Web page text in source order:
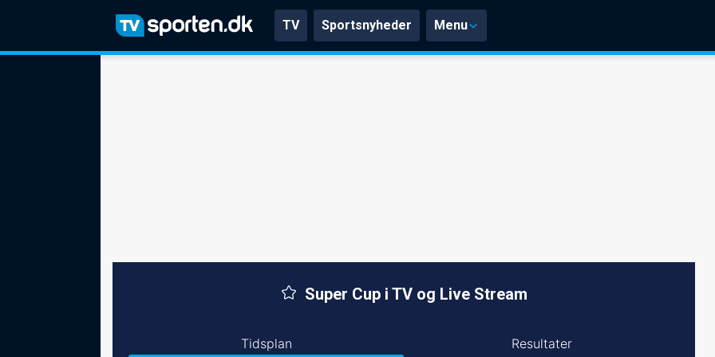
TV Sportsnyheder Menu
Super Cup i TV og Live Stream
Tidsplan Resultater